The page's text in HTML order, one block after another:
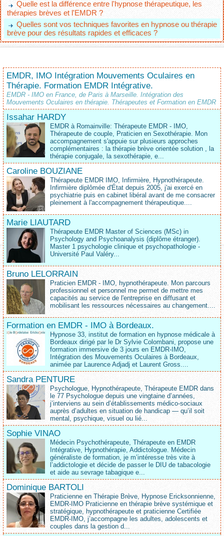
Quelle est la différence entre l'hypnose thérapeutique, les
thérapies brèves et l'EMDR ?
Quelles sont vos techniques favorites en hypnose ou thérapie
brève pour des résultats rapides et efficaces ?
EMDR, IMO Intégration Mouvements Oculaires en
Thérapie. Formation EMDR Intégrative.
EMDR - IMO en France, de Paris à Marseille. Intégration des
Mouvements Oculaires en thérapie. Thérapeutes et Formation en EMDR
Issahar HARDY
EMDR à Romainville: Thérapeute EMDR - IMO,
Thérapeute de couple, Praticien en Sexothérapie. Mon
accompagnement s'appuie sur plusieurs approches
complémentaires : la thérapie brève orientée solution , la
thérapie conjugale, la sexothérapie, e...
Caroline BOUZIANE
Thérapeute EMDR IMO, Infirmière, Hypnothérapeute.
Infirmière diplômée d'État depuis 2005, j'ai exercé en
psychiatrie puis en cabinet libéral avant de me consacrer
pleinement à l'accompagnement thérapeutique....
Marie LIAUTARD
Thérapeute EMDR Master of Sciences (MSc) in
Psychology and Psychoanalysis (diplôme étranger).
Master 1 psychologie clinique et psychopathologie -
Université Paul Valéry...
Bruno LELORRAIN
Praticien EMDR - IMO, hypnothérapeute. Mon parcours
professionnel et personnel me permet de mettre mes
capacités au service de l'entreprise en diffusant et
mobilisant les ressources nécessaires au changement....
Formation en EMDR - IMO à Bordeaux.
Hypnose 33, institut de formation en hypnose médicale à
Bordeaux dirigé par le Dr Sylvie Colombani, propose une
formation immersive de 3 jours en EMDR-IMO,
Intégration des Mouvements Oculaires à Bordeaux,
animée par Laurence Adjadj et Laurent Gross....
Sandra PENTURE
Psychologue, Hypnothérapeute, Thérapeute EMDR dans
le 77 Psychologue depuis une vingtaine d’années,
j’interviens au sein d’établissements médico‑sociaux
auprès d’adultes en situation de handicap — qu’il soit
mental, psychique, visuel ou lié...
Sophie VINAO
Médecin Psychothérapeute, Thérapeute en EMDR
Intégrative, Hypnothérapie, Addictologue. Médecin
généraliste de formation, je m’intéresse très vite à
l’addictologie et décide de passer le DIU de tabacologie
et aide au sevrage tabagique e...
Dominique BARTOLI
Praticienne en Thérapie Brève, Hypnose Ericksonnienne,
EMDR-IMO Praticienne en thérapie brève systémique et
stratégique, hypnothérapeute et praticienne Certifiée
EMDR-IMO, j’accompagne les adultes, adolescents et
couples dans la gestion d...